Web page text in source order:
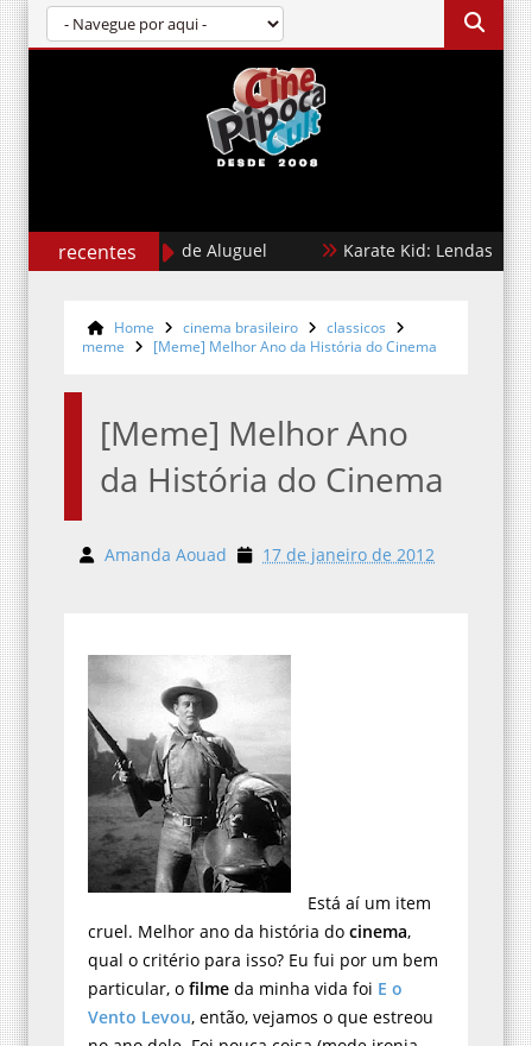
recentesCães de Aluguel Karate Kid: Lendas
Home cinema brasileiro
classicos
meme
[Meme] Melhor Ano da História do Cinema
[Meme] Melhor Ano
da História do Cinema
Amanda Aouad 17 de janeiro de 2012
Está aí um item
cruel. Melhor ano da história do cinema,
qual o critério para isso? Eu fui por um bem
particular, o filme da minha vida foi E o
Vento Levou, então, vejamos o que estreou